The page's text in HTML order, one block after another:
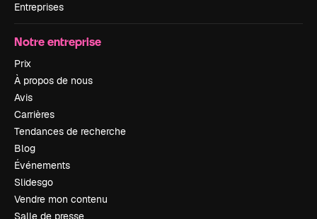
Entreprises
Notre entreprise
Prix
À propos de nous
Avis
Carrières
Tendances de recherche
Blog
Événements
Slidesgo
Vendre mon contenu
Salle de presse